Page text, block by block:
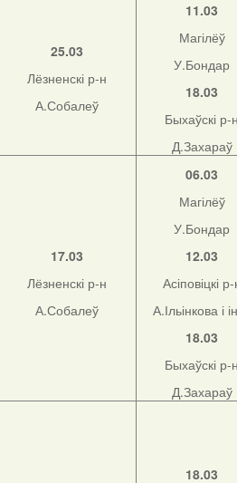
25.03
Лёзненскі р-н
А.Собалеў
11.03
Магілёў
У.Бондар
18.03
Быхаўскі р-
Д.Захараў
17.03
Лёзненскі р-н
А.Собалеў
06.03
Магілёў
У.Бондар
12.03
Асіповіцкі
А.Ільінкова і
18.03
Быхаўскі р-
Д.Захараў
18.03